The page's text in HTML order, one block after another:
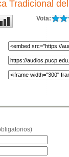
Tradicional
Vota: